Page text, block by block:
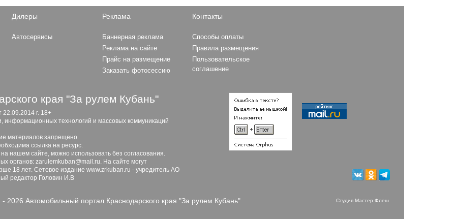
Дилеры
Автосервисы
Реклама
Баннерная реклама
Реклама на сайте
Прайс на размещение
Заказать фотосессию
Контакты
Способы оплаты
Правила размещения
Пользовательское
соглашение
края "За рулем Кубань"
г. 18+
технологий и массовых коммуникаций
материалов запрещено.
ссылка на ресурс.
нашем сайте, можно использовать без согласования.
органов: zarulemkuban@mail.ru. На сайте могут
18 лет. Сетевое издание www.zrkuban.ru - учредитель АО
редактор Головин И.В
2026 Автомобильный портал Краснодарского края "За рулем Кубань" Студия Мастер Флеш